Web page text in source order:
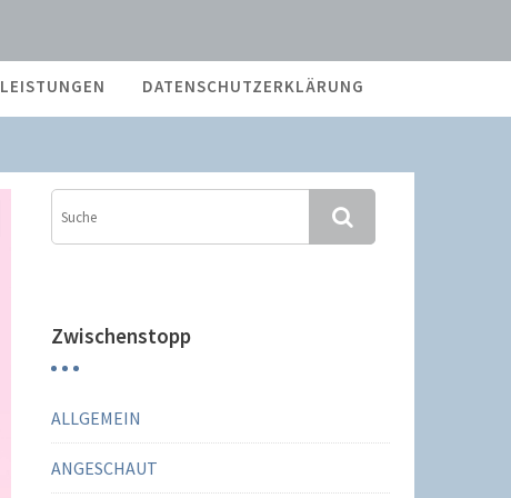
LEISTUNGEN DATENSCHUTZERKLÄRUNG
Zwischenstopp
ALLGEMEIN
ANGESCHAUT